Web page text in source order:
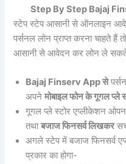
Step By Step Bajaj
स्टेप स्टेप आसानी से ऑनलाइन
पर्सनल लोन प्राप्त करना चाहते हैं
आसानी से आवेदन कर लोन ले
Bajaj Finserv App से
अपनेमोबाइल फोन के गूगल प्ले
गूगल प्ले स्टोर एप्लीकेशन
तथाबजाज फिनसर्व लिखकर
अगले स्टेप में बजाज फिनसर्व
प्रकार का होगा-